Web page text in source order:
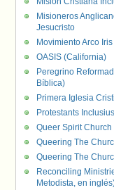
Misioneros
Jesucristo
Movimiento Arco Iris
OASIS (California)
Peregrino
Bíblica)
Primera Iglesia
Protestants Inclusius
Queer Spirit Church
Queering The
Queering The
Reconciling
Metodista, en